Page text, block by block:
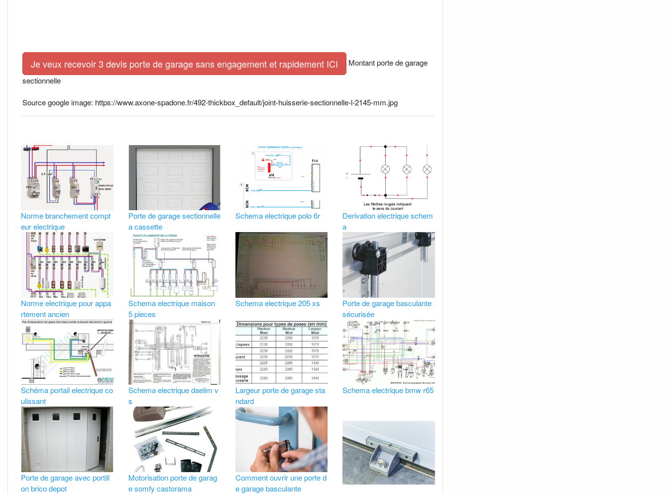
Je veux recevoir 3 devis porte de garage sans engagement et rapidement ICI
Montant porte de garage
sectionnelle
Source google image: https://www.axone-spadone.fr/492-thickbox_default/joint-huisserie-sectionnelle-l-2145-mm.jpg
Norme branchement compt
eur electrique
Porte de garage sectionnelle
a cassette
Schema electrique polo 6r
Derivation electrique schem
a
Norme electrique pour appa
rtement ancien
Schema electrique maison
5 pieces
Schema electrique 205 xs
Porte de garage basculante
sécurisée
Schéma portail electrique co
ulissant
Schema electrique daelim v
s
Largeur porte de garage sta
ndard
Schema electrique bmw r65
Porte de garage avec portill
on brico depot
Motorisation porte de garag
e somfy castorama
Comment ouvrir une porte d
e garage basculante